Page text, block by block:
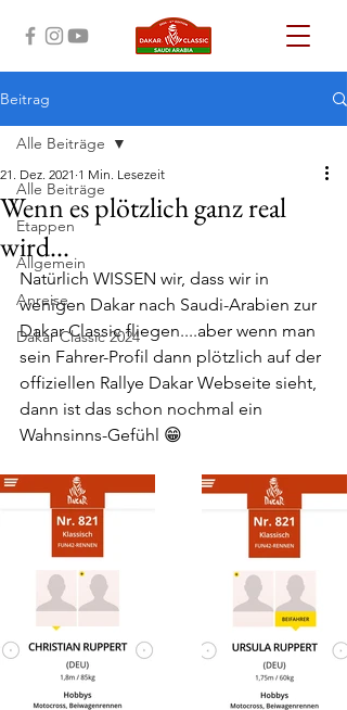
Beitrag
Alle Beiträge
Etappen
Allgemein
Anreise
Dakar Classic 2024
Alle Beiträge
Wenn es plötzlich ganz real
wird...
21. Dez. 2021 1 Min. Lesezeit
Natürlich WISSEN wir, dass wir in
wenigen Dakar nach Saudi-Arabien zur
Dakar Classic fliegen....aber wenn man
sein Fahrer-Profil dann plötzlich auf der
offiziellen Rallye Dakar Webseite sieht,
dann ist das schon nochmal ein
Wahnsinns-Gefühl 😁